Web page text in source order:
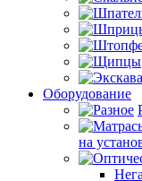
Оборудование
на